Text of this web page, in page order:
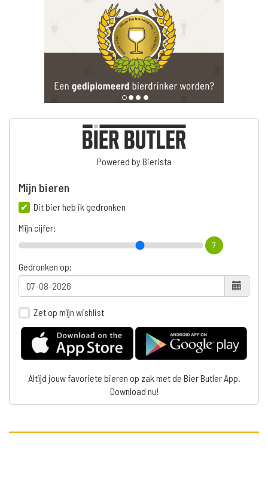
Powered by Bierista
Mijn bieren
Dit bier heb ik gedronken
Mijn cijfer:
7
Gedronken op:
Zet op mijn wishlist
Altijd jouw favoriete bieren op zak met de Bier Butler App.
Download nu!